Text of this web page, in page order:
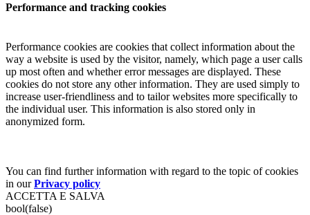
Performance and tracking cookies
Performance cookies are cookies that collect information about the
way a website is used by the visitor, namely, which page a user calls
up most often and whether error messages are displayed. These
cookies do not store any other information. They are used simply to
increase user-friendliness and to tailor websites more specifically to
the individual user. This information is also stored only in
anonymized form.
You can find further information with regard to the topic of cookies
in ourPrivacy policy
ACCETTA E SALVA
bool(false)